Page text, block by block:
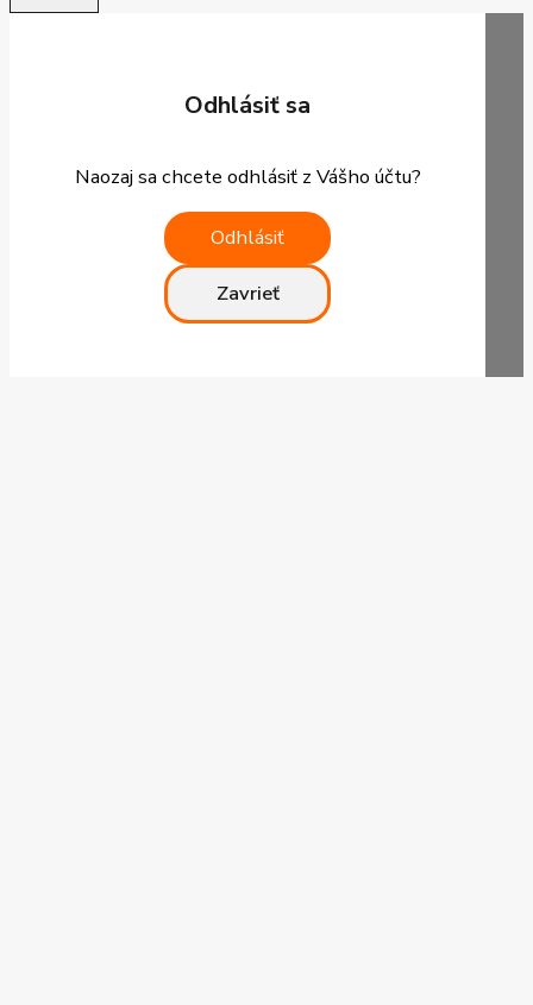
Odhlásiť sa
Naozaj sa chcete odhlásiť z Vášho účtu?
Odhlásiť
Zavrieť